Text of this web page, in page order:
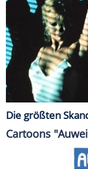
Die größten
Cartoons